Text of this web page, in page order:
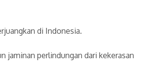
di Indonesia.
jaminan perlindungan dari kekerasan